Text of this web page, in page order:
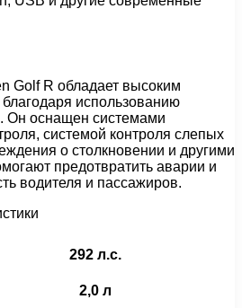
Golf R обладает высоким
использованию
Он оснащен системами
системой контроля слепых
о столкновении и другими
предотвратить аварии и
водителя и пассажиров.
292 л.с.
2,0 л